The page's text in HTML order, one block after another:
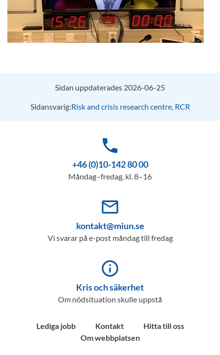
Sidan uppdaterades 2026-06-25
Sidansvarig:Risk and crisis research centre, RCR
phone
+46 (0)10-142 80 00
Måndag–fredag, kl. 8–16
mail_outline
kontakt@miun.se
Vi svarar på e-post måndag till fredag
info_outline
Kris och säkerhet
Om nödsituation skulle uppstå
Lediga jobb Kontakt
Hitta till oss
Om webbplatsen